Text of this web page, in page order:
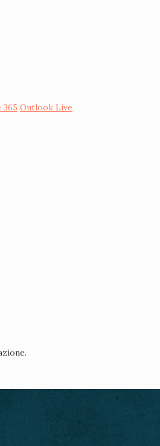
365 Outlook Live